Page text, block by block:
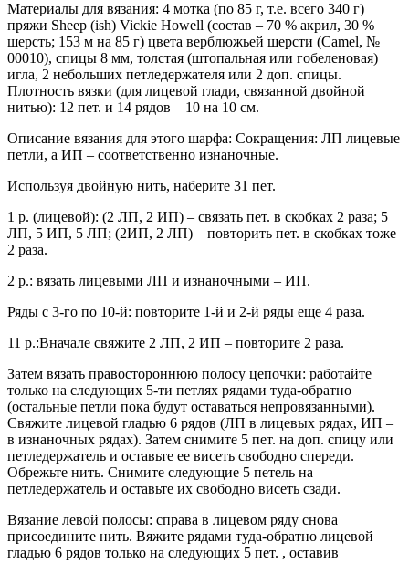
Материалы для вязания: 4 мотка (по 85 г, т.е. всего 340 г)
пряжи Sheep (ish) Vickie Howell (состав – 70 % акрил, 30 %
шерсть; 153 м на 85 г) цвета верблюжьей шерсти (Camel, №
00010), спицы 8 мм, толстая (штопальная или гобеленовая)
игла, 2 небольших петледержателя или 2 доп. спицы.
Плотность вязки (для лицевой глади, связанной двойной
нитью): 12 пет. и 14 рядов – 10 на 10 см.
Описание вязания для этого шарфа: Сокращения: ЛП лицевые
петли, а ИП – соответственно изнаночные.
Используя двойную нить, наберите 31 пет.
1 р. (лицевой): (2 ЛП, 2 ИП) – связать пет. в скобках 2 раза; 5
ЛП, 5 ИП, 5 ЛП; (2ИП, 2 ЛП) – повторить пет. в скобках тоже
2 раза.
2 р.: вязать лицевыми ЛП и изнаночными – ИП.
Ряды с 3-го по 10-й: повторите 1-й и 2-й ряды еще 4 раза.
11 р.:Вначале свяжите 2 ЛП, 2 ИП – повторите 2 раза.
Затем вязать правостороннюю полосу цепочки: работайте
только на следующих 5-ти петлях рядами туда-обратно
(остальные петли пока будут оставаться непровязанными).
Свяжите лицевой гладью 6 рядов (ЛП в лицевых рядах, ИП –
в изнаночных рядах). Затем снимите 5 пет. на доп. спицу или
петледержатель и оставьте ее висеть свободно спереди.
Обрежьте нить. Снимите следующие 5 петель на
петледержатель и оставьте их свободно висеть сзади.
Вязание левой полосы: справа в лицевом ряду снова
присоедините нить. Вяжите рядами туда-обратно лицевой
гладью 6 рядов только на следующих 5 пет. , оставив